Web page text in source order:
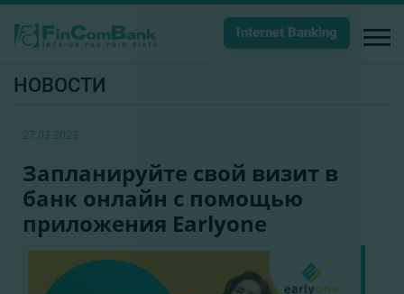
Internet Banking
НОВОСТИ
27.03.2023
Запланируйте свой визит в
банк онлайн с помощью
приложения Earlyone